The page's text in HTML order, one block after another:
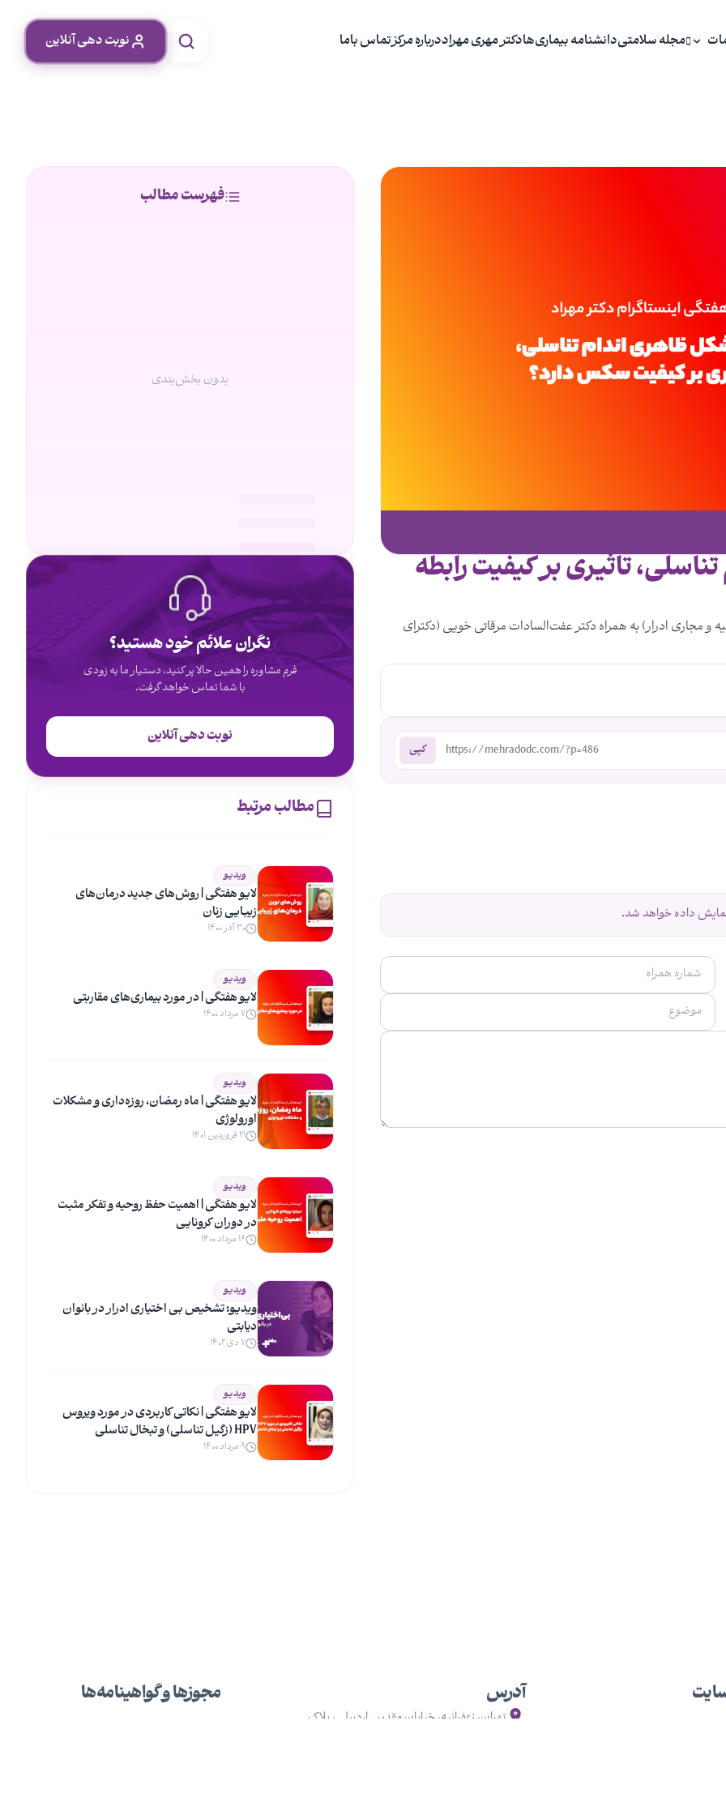
مجله سلامتیدانشنامه بیماری‌هادکتر مهری مهراددرباره مرکزتماس باما نوبت دهی آنلاین
تاثیری بر کیفیت رابطه
ادرار) به همراه دکتر عفت‌السادات مرقاتی خویی (دکترای
https://mehradodc.com/?p=486 کپی
داده خواهد شد.
فهرست مطالب
بدون بخش‌بندی
نگران علائم خود هستید؟
فرم مشاوره را همین حالا پر کنید، دستیار ما به زودی
با شما تماس خواهد گرفت.
نوبت دهی آنلاین
مطالب مرتبط
ویدیو
لایو هفتگی |‌ روش‌های جدید درمان‌های
زیبایی زنان
۳۰ آذر ۱۴۰۰
ویدیو
لایو هفتگی |‌ در مورد بیماری‌های مقاربتی
۷ مرداد ۱۴۰۰
ویدیو
لایو هفتگی | ماه رمضان، روزه‌داری و مشکلات
اورولوژی
۲۱ فروردین ۱۴۰۱
ویدیو
لایو هفتگی | اهمیت حفظ روحیه و تفکر مثبت
در دوران کرونایی
۱۶ مرداد ۱۴۰۰
ویدیو
ویدیو: تشخیص بی اختیاری ادرار در بانوان
دیابتی
۷ دی ۱۴۰۲
ویدیو
لایو هفتگی | نکاتی کاربردی در مورد ویروس
HPV (زگیل تناسلی) و تبخال تناسلی
۹ مرداد ۱۴۰۰
آدرس
تهران، زعفرانیه، خیابان مقدس اردبیلی، پلاک
مجوزها و گواهینامه‌ها